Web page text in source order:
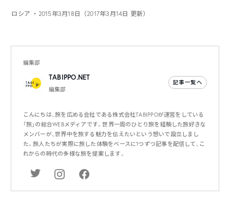
ロシア ・2015年3月18日（2017年3月14日 更新）
編集部
TABIPPO.NET
編集部
記事一覧へ
こんにちは、旅を広める会社である株式会社TABIPPOが運営をしている
「旅」の総合WEBメディアです。世界一周のひとり旅を経験した旅好きな
メンバーが、世界中を旅する魅力を伝えたいという想いで設立しまし
た。旅人たちが実際に旅した体験をベースに1つずつ記事を配信して、こ
れからの時代の多様な旅を提案します。